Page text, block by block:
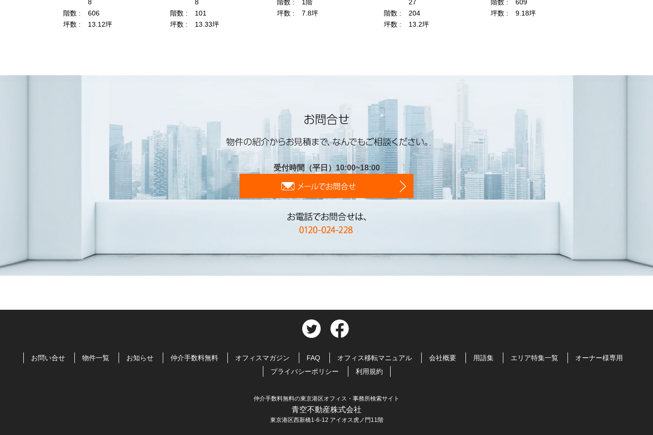
受付時間（平日）10:00~18:00
お問い合せ 物件一覧 お知らせ 仲介手数料無料 オフィスマガジン FAQ オフィス移転マニュアル 会社概要 用語集 エリア特集一覧
オーナー様専用
プライバシーポリシー
利用規約
仲介手数料無料の東京港区オフィス・事務所検索サイト
青空不動産株式会社
東京港区西新橋1-6-12 アイオス虎ノ門11階